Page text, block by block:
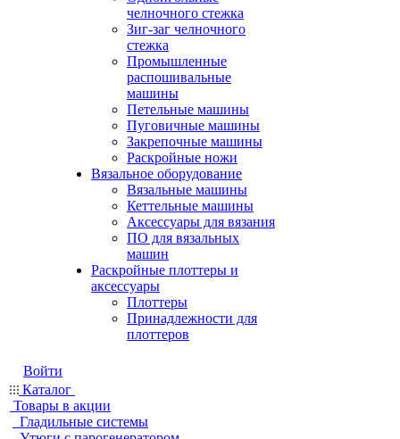
челночного стежка
Зиг-заг челночного
стежка
Промышленные
распошивальные
машины
Петельные машины
Пуговичные машины
Закрепочные машины
Раскройные ножи
Вязальное оборудование
Вязальные машины
Кеттельные машины
Аксессуары для вязания
ПО для вязальных
машин
Раскройные плоттеры и
аксессуары
Плоттеры
Принадлежности для
плоттеров
Войти
Каталог
Товары в акции
Гладильные системы